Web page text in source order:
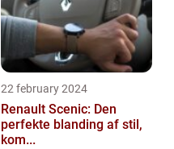
22 february 2024
Renault Scenic: Den
perfekte blanding af stil,
kom...